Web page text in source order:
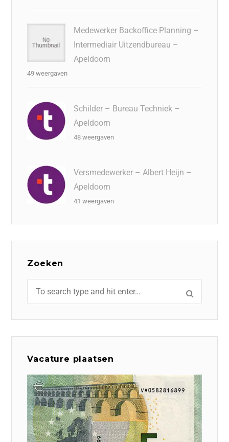
Medewerker Backoffice Planning –
Intermediair Uitzendbureau –
Apeldoorn
49 weergaven
Schilder – Bureau Techniek –
Apeldoorn
48 weergaven
Versmedewerker – Albert Heijn –
Apeldoorn
41 weergaven
Zoeken
Vacature plaatsen